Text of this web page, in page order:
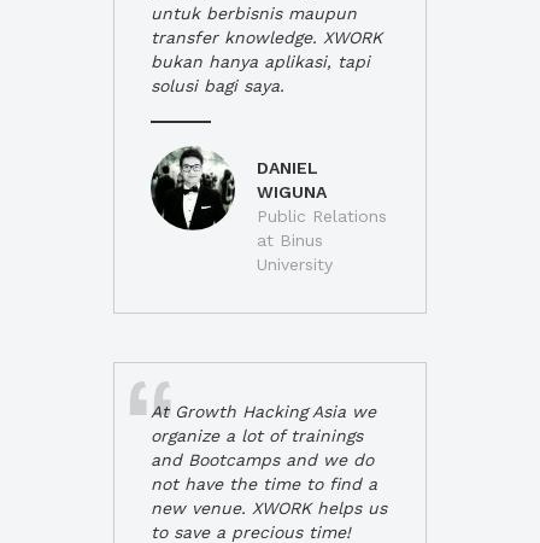
untuk berbisnis maupun
transfer knowledge. XWORK
bukan hanya aplikasi, tapi
solusi bagi saya.
DANIEL
WIGUNA
Public Relations
at Binus
University
At Growth Hacking Asia we
organize a lot of trainings
and Bootcamps and we do
not have the time to find a
new venue. XWORK helps us
to save a precious time!